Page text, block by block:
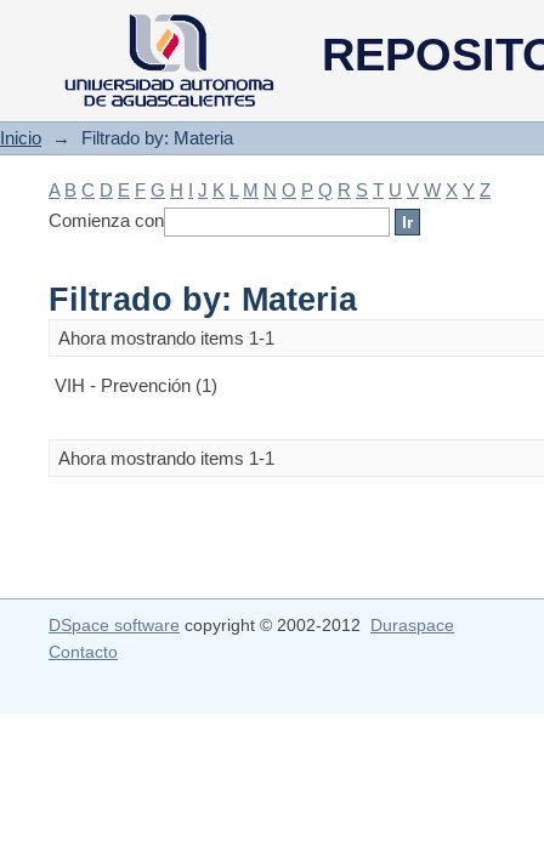
Filtrado by: Materia
Inicio → Filtrado by: Materia
A B C D E F G H I J K L M N O P Q R S T U V W X Y Z
Comienza con
Filtrado by: Materia
Ahora mostrando items 1-1
VIH - Prevención (1)
Ahora mostrando items 1-1
DSpace software copyright © 2002-2012 Duraspace
Contacto